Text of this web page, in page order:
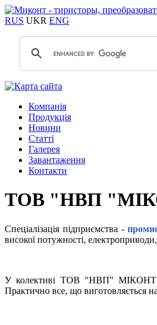
RUS UKR ENG
Компанія
Продукція
Новини
Статті
Галерея
Завантаження
Контакти
ТОВ "НВП
Спеціалізація підприємства -
високої потужності,
У колективі ТОВ "НВП" МІКОНТ"
Практично все, що виготовляється